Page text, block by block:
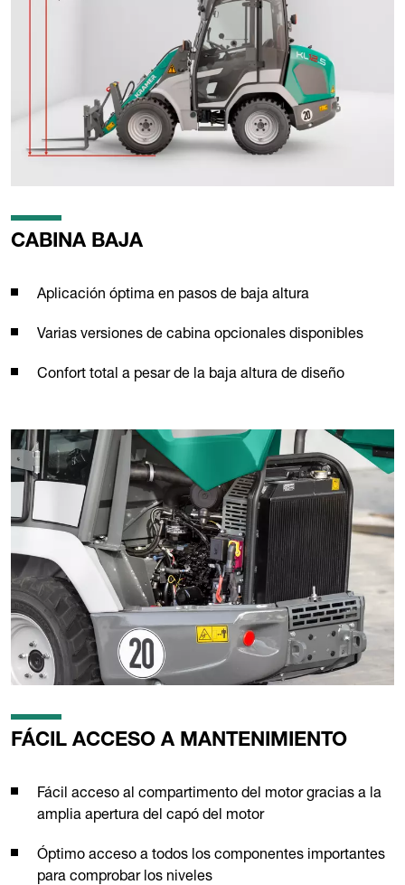
CABINA BAJA
Aplicación óptima en pasos de baja altura
Varias versiones de cabina opcionales disponibles
Confort total a pesar de la baja altura de diseño
FÁCIL ACCESO A MANTENIMIENTO
Fácil acceso al compartimento del motor gracias a la
amplia apertura del capó del motor
Óptimo acceso a todos los componentes importantes
para comprobar los niveles